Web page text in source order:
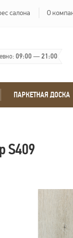
салона О
09:00—21:00
ПАРКЕТНАЯ ДОСКА
S409